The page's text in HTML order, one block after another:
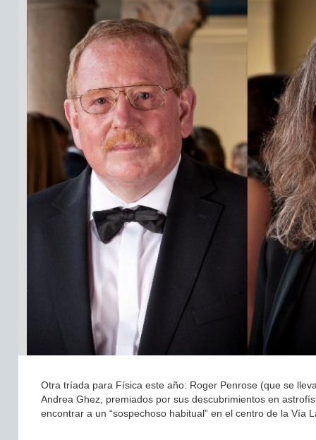
Otra tríada para Física este año: Roger Penrose (que se
Andrea Ghez, premiados por sus descubrimientos en
encontrar a un “sospechoso habitual” en el centro de la